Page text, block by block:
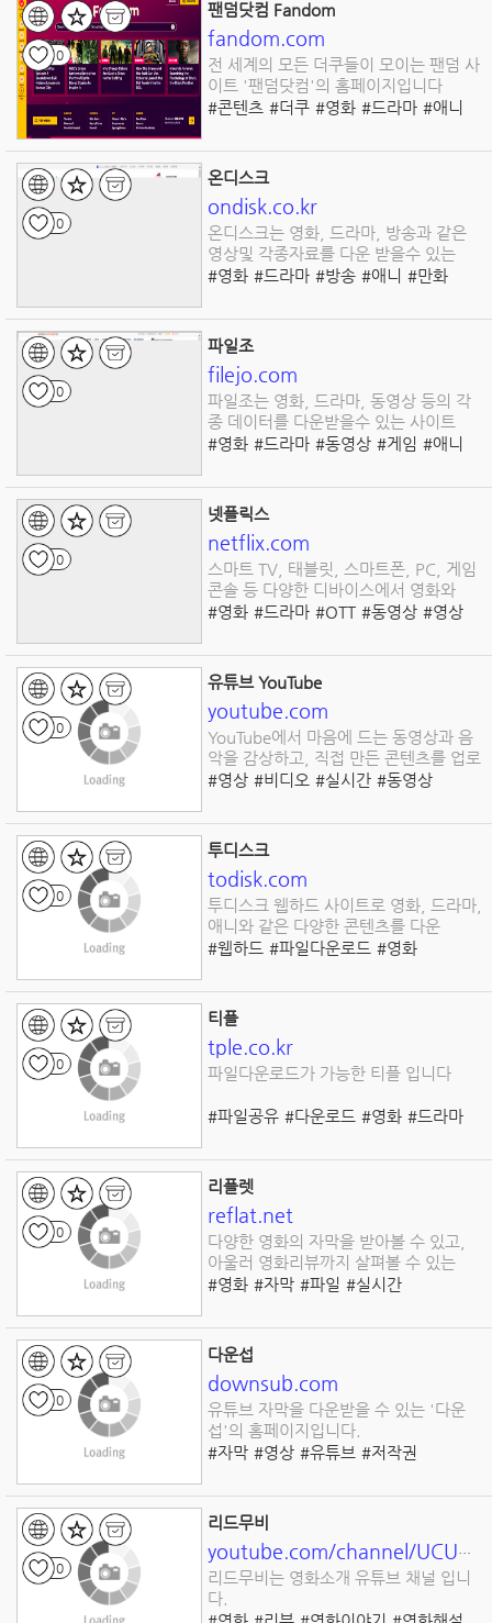
팬덤닷컴 Fandom
fandom.com
전 세계의 모든 더쿠들이 모이는 팬덤 사
이트 '팬덤닷컴'의 홈페이지입니다
#콘텐츠 #더쿠 #영화 #드라마 #애니
0
온디스크
ondisk.co.kr
온디스크는 영화, 드라마, 방송과 같은
영상및 각종자료를 다운 받을수 있는
#영화 #드라마 #방송 #애니 #만화
#파일다운로드
0
파일조
filejo.com
파일조는 영화, 드라마, 동영상 등의 각
종 데이터를 다운받을수 있는 사이트
#영화 #드라마 #동영상 #게임 #애니
#파일다운로드
0
넷플릭스
netflix.com
스마트 TV, 태블릿, 스마트폰, PC, 게임
콘솔 등 다양한 디바이스에서 영화와
#영화 #드라마 #OTT #동영상 #영상
0
유튜브 YouTube
youtube.com
YouTube에서 마음에 드는 동영상과 음
악을 감상하고, 직접 만든 콘텐츠를 업로
#영상 #비디오 #실시간 #동영상
0
투디스크
todisk.com
투디스크 웹하드 사이트로 영화, 드라마,
애니와 같은 다양한 콘텐츠를 다운
#웹하드 #파일다운로드 #영화
0
티플
tple.co.kr
파일다운로드가 가능한 티플 입니다
#파일공유 #다운로드 #영화 #드라마
0
리플렛
reflat.net
다양한 영화의 자막을 받아볼 수 있고,
아울러 영화리뷰까지 살펴볼 수 있는
#영화 #자막 #파일 #실시간
0
다운섭
downsub.com
유튜브 자막을 다운받을 수 있는 '다운
섭'의 홈페이지입니다.
#자막 #영상 #유튜브 #저작권
0
리드무비
youtube.com/channel/UCU8H8oODmFTD2YqFvCCdQ6w/featured
리드무비는 영화소개 유튜브 채널 입니
다.
0